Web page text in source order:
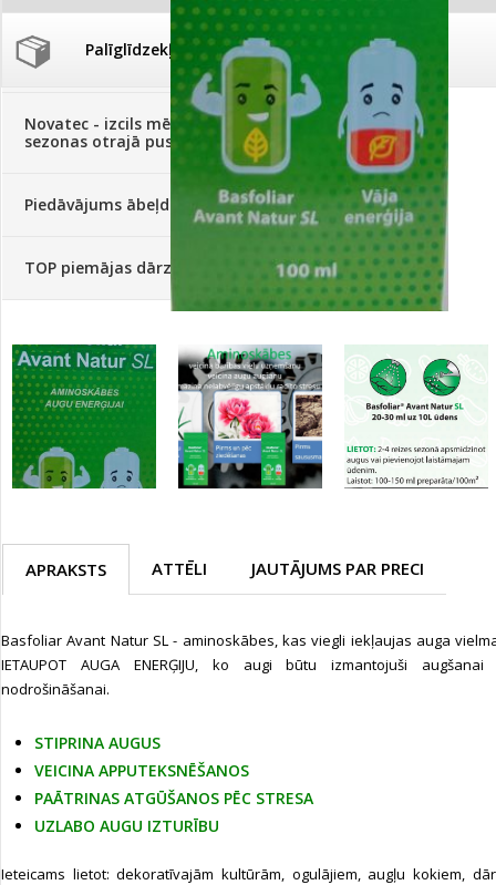
Palīglīdzekļi augu audzēšanai
Klientu Diena
Novatec - izcils mēslošanai arī
sezonas otrajā pusē!
Piedāvājums ābeļdārziem
TOP piemājas dārzam 2024
APRAKSTS ATTĒLI JAUTĀJUMS PAR PRECI
Basfoliar Avant Natur SL - aminoskābes, kas viegli iekļaujas auga
IETAUPOT AUGA ENERĢIJU, ko augi būtu izmantojuši
nodrošināšanai.
STIPRINA AUGUS
VEICINA APPUTEKSNĒŠANOS
PAĀTRINAS ATGŪŠANOS PĒC STRESA
UZLABO AUGU IZTURĪBU
Ieteicams lietot: dekoratīvajām kultūrām, ogulājiem, augļu kokiem,